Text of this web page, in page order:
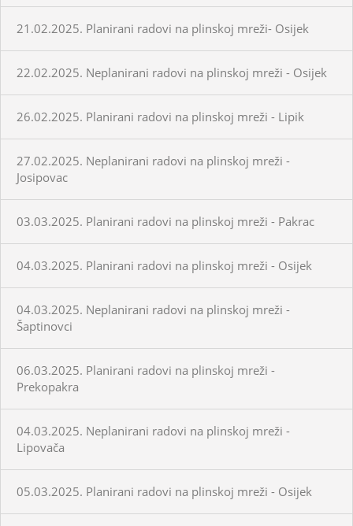
21.02.2025. Planirani radovi na plinskoj mreži- Osijek
22.02.2025. Neplanirani radovi na plinskoj mreži - Osijek
26.02.2025. Planirani radovi na plinskoj mreži - Lipik
27.02.2025. Neplanirani radovi na plinskoj mreži -
Josipovac
03.03.2025. Planirani radovi na plinskoj mreži - Pakrac
04.03.2025. Planirani radovi na plinskoj mreži - Osijek
04.03.2025. Neplanirani radovi na plinskoj mreži -
Šaptinovci
06.03.2025. Planirani radovi na plinskoj mreži -
Prekopakra
04.03.2025. Neplanirani radovi na plinskoj mreži -
Lipovača
05.03.2025. Planirani radovi na plinskoj mreži - Osijek